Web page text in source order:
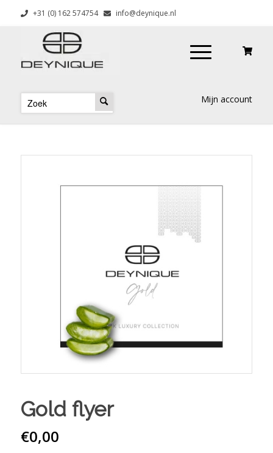
+31 (0) 162 574754 info@deynique.nl
Mijn account
Gold flyer
€0,00